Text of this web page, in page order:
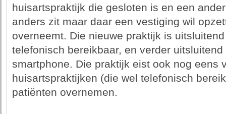
huisartspraktijk die gesloten is en een
anders zit maar daar een vestiging wil
overneemt. Die nieuwe praktijk is
telefonisch bereikbaar, en verder
smartphone. Die praktijk eist ook nog eens
huisartspraktijken (die wel telefonisch
patiënten overnemen.